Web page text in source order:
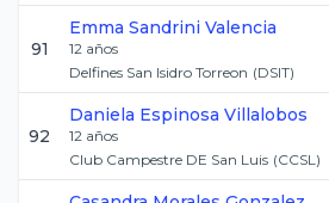
91
Emma Sandrini Valencia
12 años
Delfines San Isidro Torreon (DSIT)
92
Daniela Espinosa Villalobos
12 años
Club Campestre DE San Luis (CCSL)